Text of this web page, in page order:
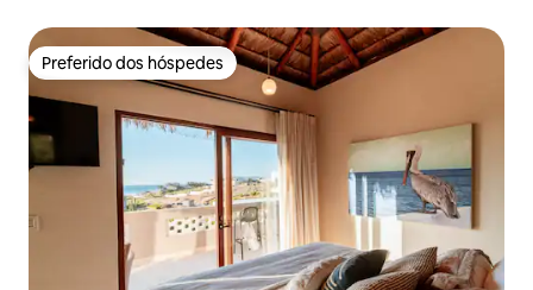
Preferido dos hóspedes
Preferido dos hóspedes